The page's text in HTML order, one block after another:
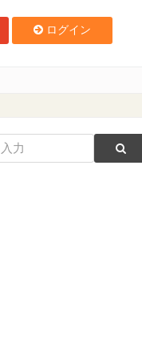
ログイン